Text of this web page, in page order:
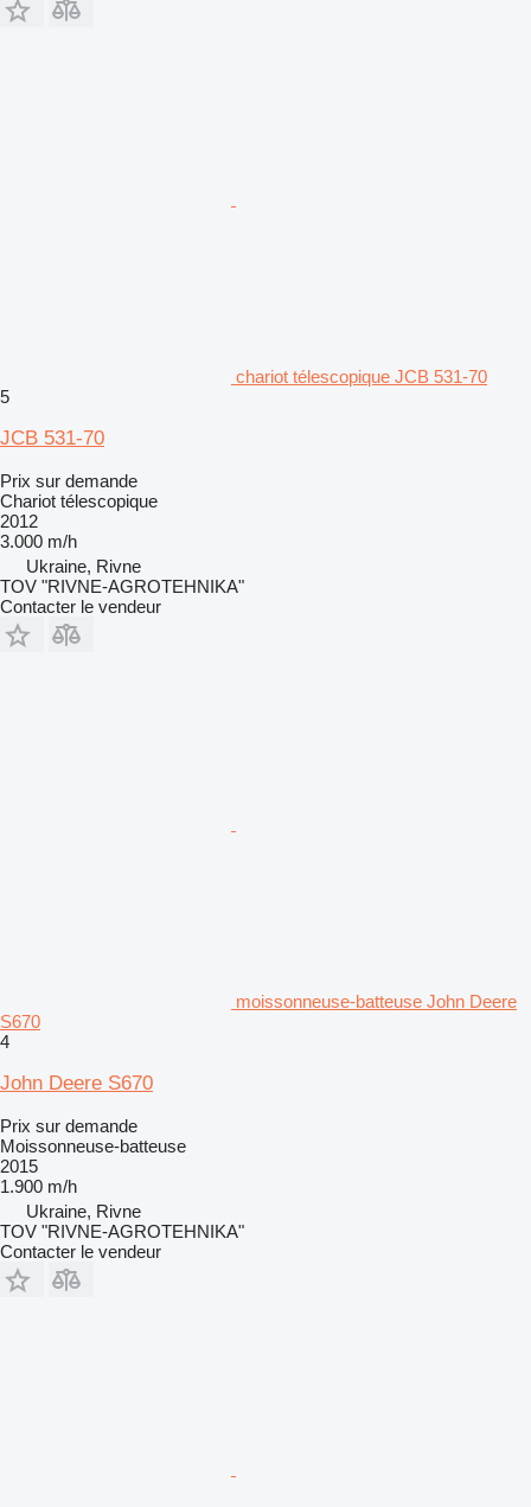
chariot télescopique JCB 531-70
5
JCB 531-70
Prix sur demande
Chariot télescopique
2012
3.000 m/h
Ukraine, Rivne
TOV "RIVNE-AGROTEHNIKA"
Contacter le vendeur
moissonneuse-batteuse John Deere
S670
4
John Deere S670
Prix sur demande
Moissonneuse-batteuse
2015
1.900 m/h
Ukraine, Rivne
TOV "RIVNE-AGROTEHNIKA"
Contacter le vendeur